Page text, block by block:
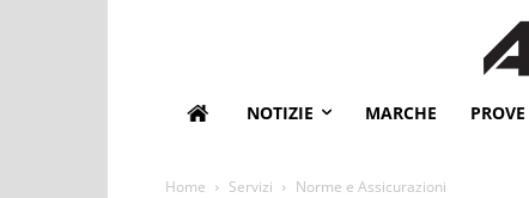
NOTIZIE MARCHE PROVE
Home Servizi Norme e Assicurazioni